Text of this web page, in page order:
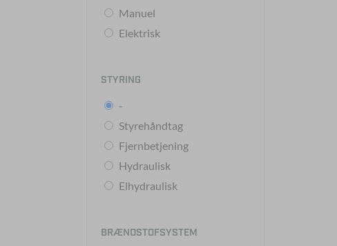
Manuel
Elektrisk
STYRING
-
Styrehåndtag
Fjernbetjening
Hydraulisk
Elhydraulisk
BRÆNDSTOFSYSTEM